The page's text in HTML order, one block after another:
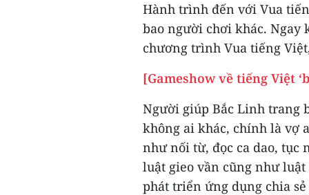
Hành trình đến với Vua
bao người chơi khác. Ngay
chương trình Vua tiếng
[Gameshow về tiếng Việt
Người giúp Bắc Linh trang
không ai khác, chính là vợ
như nối từ, đọc ca dao, tục
luật gieo vần cũng như luật
phát triển ứng dụng chia